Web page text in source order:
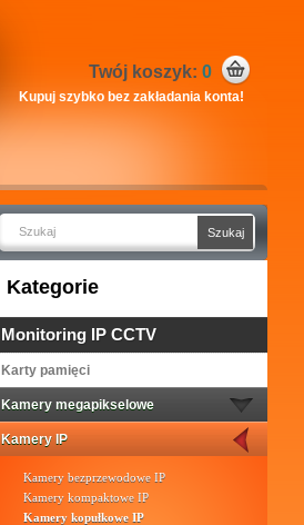
Twój koszyk: 0
Kupuj szybko bez zakładania konta!
Kategorie
Monitoring IP CCTV
Karty pamięci
Kamery megapikselowe
Kamery IP
Kamery bezprzewodowe IP
Kamery kompaktowe IP
Kamery kopułkowe IP